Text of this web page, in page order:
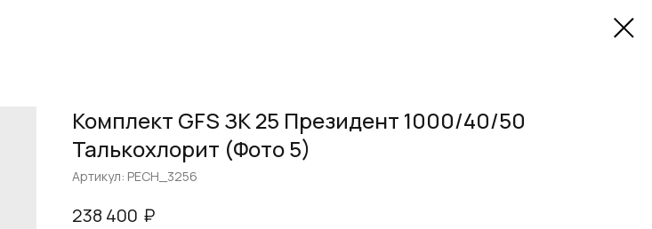
Комплект GFS ЗК 25 Президент 1000/40/50
Талькохлорит (Фото 5)
Артикул: PECH_3256
238 400 ₽